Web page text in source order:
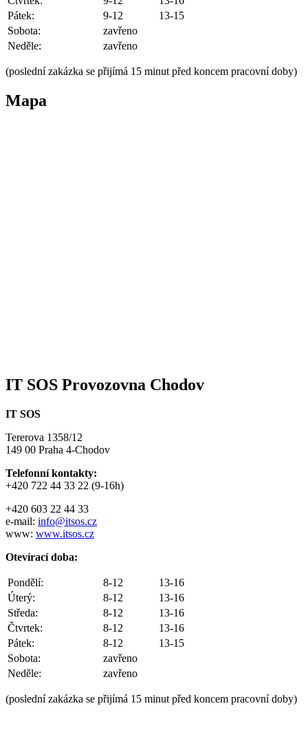
Pátek:
9-12
13-15
Sobota:
zavřeno
Neděle:
zavřeno
(poslední zakázka se přijímá 15 minut před koncem pracovní doby)
Mapa
IT SOS Provozovna Chodov
IT SOS
Tererova 1358/12
149 00 Praha 4-Chodov
Telefonní kontakty:
+420 722 44 33 22 (9-16h)
+420 603 22 44 33
e-mail: info@itsos.cz
www: www.itsos.cz
Otevírací doba:
Pondělí: 8-12
13-16
Úterý:
8-12
13-16
Středa:
8-12
13-16
Čtvrtek:
8-12
13-16
Pátek:
8-12
13-15
Sobota:
zavřeno
Neděle:
zavřeno
(poslední zakázka se přijímá 15 minut před koncem pracovní doby)